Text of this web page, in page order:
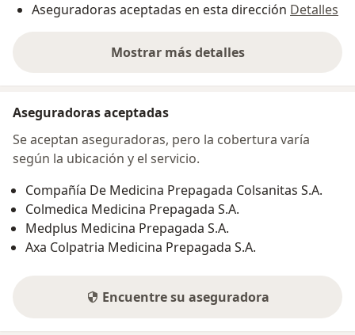
Aseguradoras aceptadas en esta dirección Detalles
Mostrar más detalles
sobre la dirección
Aseguradoras aceptadas
Se aceptan aseguradoras, pero la cobertura varía
según la ubicación y el servicio.
Compañía De Medicina Prepagada Colsanitas S.A.
Colmedica Medicina Prepagada S.A.
Medplus Medicina Prepagada S.A.
Axa Colpatria Medicina Prepagada S.A.
Encuentre su aseguradora